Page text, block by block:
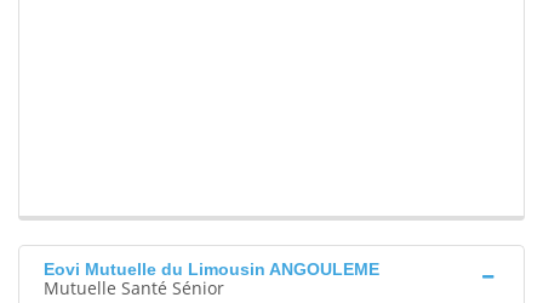
Eovi Mutuelle du Limousin ANGOULEME
Mutuelle Santé Sénior